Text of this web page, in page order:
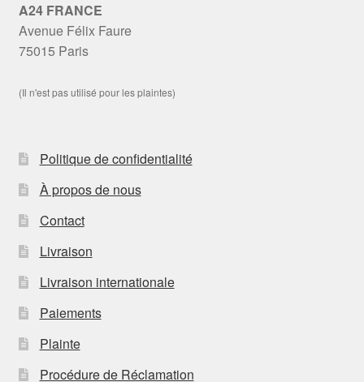
A24 FRANCE
Avenue Félix Faure
75015 Paris
(Il n'est pas utilisé pour les plaintes)
Politique de confidentialité
À propos de nous
Contact
Livraison
Livraison internationale
Paiements
Plainte
Procédure de Réclamation